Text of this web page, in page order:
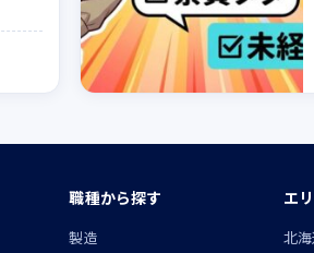
職種から探す
製造
エ
北